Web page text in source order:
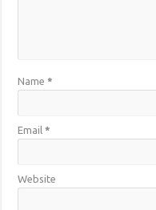
Name*
Email*
Website